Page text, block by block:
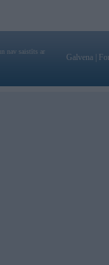
nav saistīts ar
Galvena